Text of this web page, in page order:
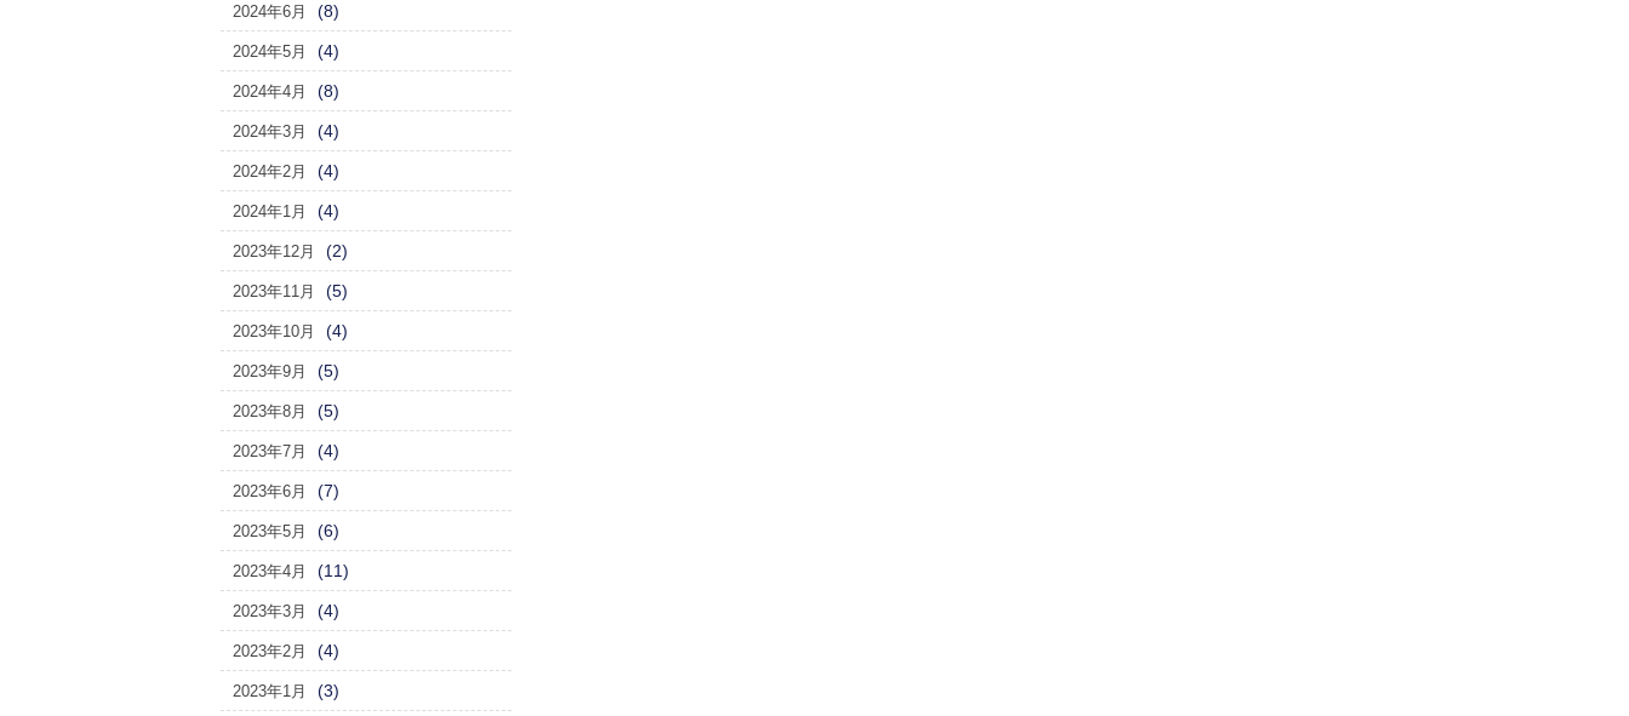
2024年6月 (8)
2024年5月 (4)
2024年4月 (8)
2024年3月 (4)
2024年2月 (4)
2024年1月 (4)
2023年12月 (2)
2023年11月 (5)
2023年10月 (4)
2023年9月 (5)
2023年8月 (5)
2023年7月 (4)
2023年6月 (7)
2023年5月 (6)
2023年4月 (11)
2023年3月 (4)
2023年2月 (4)
2023年1月 (3)